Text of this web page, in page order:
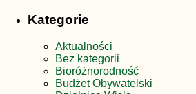
Kategorie
Aktualności
Bez kategorii
Bioróżnorodność
Budżet Obywatelski